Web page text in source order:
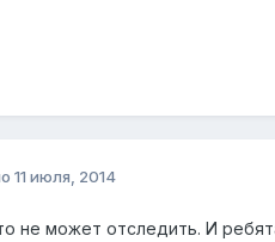
11 июля, 2014
не может отследить. И